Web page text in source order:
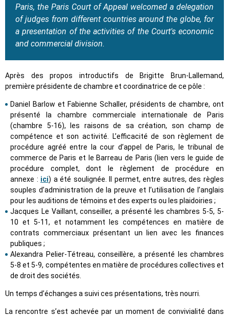
Paris, the Paris Court of Appeal welcomed a delegation
of judges from different countries around the globe, for
a presentation of the activities of the Court's economic
and commercial division.
Après des propos introductifs de Brigitte Brun-Lallemand,
première présidente de chambre et coordinatrice de ce pôle :
Daniel Barlow et Fabienne Schaller, présidents de chambre, ont
présenté la chambre commerciale internationale de Paris
(chambre 5-16), les raisons de sa création, son champ de
compétence et son activité. L’efficacité de son règlement de
procédure agréé entre la cour d’appel de Paris, le tribunal de
commerce de Paris et le Barreau de Paris (lien vers le guide de
procédure complet, dont le règlement de procédure en
annexe : ici) a été soulignée. Il permet, entre autres, des règles
souples d’administration de la preuve et l’utilisation de l’anglais
pour les auditions de témoins et des experts ou les plaidoiries ;
Jacques Le Vaillant, conseiller, a présenté les chambres 5-5, 5-
10 et 5-11, et notamment les compétences en matière de
contrats commerciaux présentant un lien avec les finances
publiques ;
Alexandra Pelier-Tétreau, conseillère, a présenté les chambres
5-8 et 5-9, compétentes en matière de procédures collectives et
de droit des sociétés.
Un temps d’échanges a suivi ces présentations, très nourri.
La rencontre s’est achevée par un moment de convivialité dans